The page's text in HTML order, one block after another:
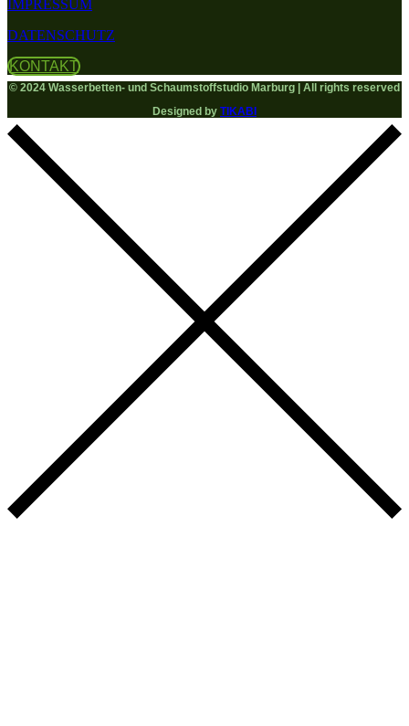
IMPRESSUM
DATENSCHUTZ
KONTAKT
© 2024 Wasserbetten- und Schaumstoffstudio Marburg | All rights reserved
Designed by TIKABI